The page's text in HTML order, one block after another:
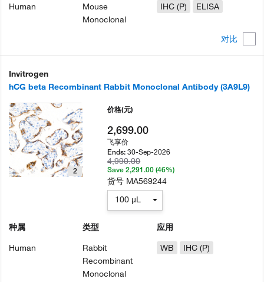
对比
Human
Mouse
Monoclonal
IHC (P)
ELISA
Invitrogen
hCG beta Recombinant Rabbit Monoclonal Antibody (3A9L9)
2
种属
Human
类型
Rabbit
Recombinant
Monoclonal
应用
WB
IHC (P)
价格(元)
2,699.00
飞享价
Ends:30-Sep-2026
4,990.00
Save 2,291.00 (46%)
货号 MA569244
100 µL